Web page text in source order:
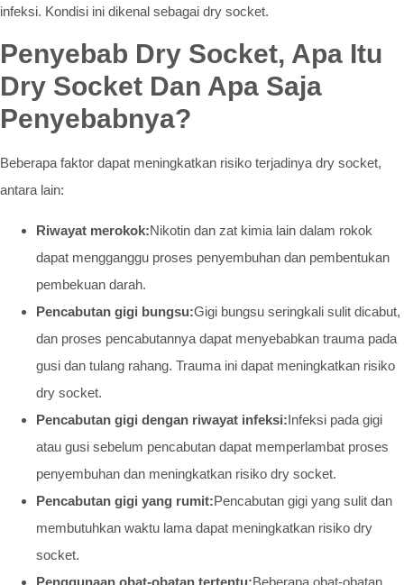
infeksi. Kondisi ini dikenal sebagai dry socket.
Penyebab Dry Socket, Apa Itu
Dry Socket Dan Apa Saja
Penyebabnya?
Beberapa faktor dapat meningkatkan risiko terjadinya dry socket,
antara lain:
Riwayat merokok:Nikotin dan zat kimia lain dalam rokok
dapat mengganggu proses penyembuhan dan pembentukan
pembekuan darah.
Pencabutan gigi bungsu:Gigi bungsu seringkali sulit dicabut,
dan proses pencabutannya dapat menyebabkan trauma pada
gusi dan tulang rahang. Trauma ini dapat meningkatkan risiko
dry socket.
Pencabutan gigi dengan riwayat infeksi:Infeksi pada gigi
atau gusi sebelum pencabutan dapat memperlambat proses
penyembuhan dan meningkatkan risiko dry socket.
Pencabutan gigi yang rumit:Pencabutan gigi yang sulit dan
membutuhkan waktu lama dapat meningkatkan risiko dry
socket.
Penggunaan obat-obatan tertentu:Beberapa obat-obatan,